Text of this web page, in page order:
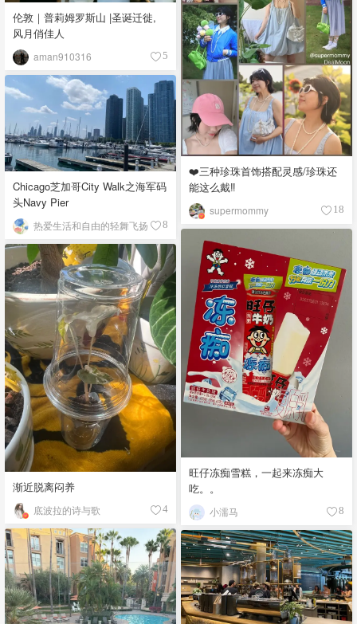
伦敦｜普莉姆罗斯山 |圣诞迁徙,
风月俏佳人
aman910316 5
❤️三种珍珠首饰搭配灵感/珍珠还
能这么戴‼️
supermommy 18
Chicago芝加哥City Walk之海军码
头Navy Pier
热爱生活和自由的轻舞飞扬 8
旺仔冻痴雪糕，一起来冻痴大
吃。。
小濡马 8
渐近脱离闷养
底波拉的诗与歌 4